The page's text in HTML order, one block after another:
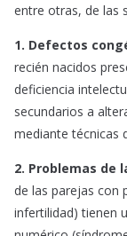
entre otras, de las
1. Defectos
recién nacidos
deficiencia
secundarios a
mediante técnicas
2. Problemas de
de las parejas con
infertilidad) tienen